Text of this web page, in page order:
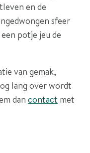
en de
sfeer
potje jeu de
van gemak,
lang over wordt
dan contact met